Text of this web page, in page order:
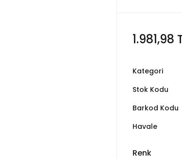
1.981,98
Kategori
Stok Kodu
Barkod Kodu
Havale
Renk